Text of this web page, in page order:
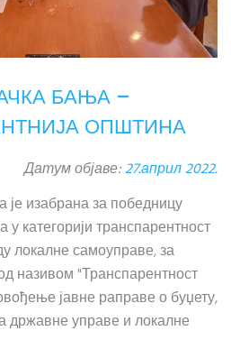
БАЊА –
ОПШТИНА
Датум објаве:27.април 2022.
изабрана за победницу
категорији транспарентност
локалне самоуправе, за
називом "Транспарентност
јавне раправе о буџету,
државне управе и локалне